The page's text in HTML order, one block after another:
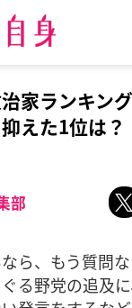
家ランキン
えた1位は？
部
なら、もう質問
る野党の追及